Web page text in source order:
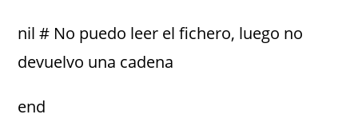
nil # No puedo leer el fichero, luego no
devuelvo una cadena
end